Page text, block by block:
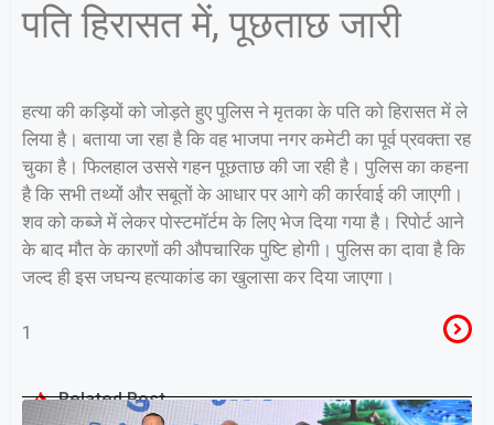
पति हिरासत में, पूछताछ जारी
हत्या की कड़ियों को जोड़ते हुए पुलिस ने मृतका के पति को हिरासत में ले
लिया है। बताया जा रहा है कि वह भाजपा नगर कमेटी का पूर्व प्रवक्ता रह
चुका है। फिलहाल उससे गहन पूछताछ की जा रही है। पुलिस का कहना
है कि सभी तथ्यों और सबूतों के आधार पर आगे की कार्रवाई की जाएगी।
शव को कब्जे में लेकर पोस्टमॉर्टम के लिए भेज दिया गया है। रिपोर्ट आने
के बाद मौत के कारणों की औपचारिक पुष्टि होगी। पुलिस का दावा है कि
जल्द ही इस जघन्य हत्याकांड का खुलासा कर दिया जाएगा।
1
Related Post